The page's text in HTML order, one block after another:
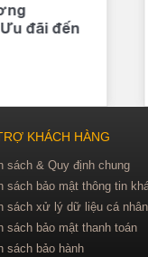
đãi đến
KHÁCH HÀNG
sách & Quy định chung
sách bảo mật thông tin
sách xử lý dữ liệu cá nhân
sách bảo mật thanh toán
sách bảo hành